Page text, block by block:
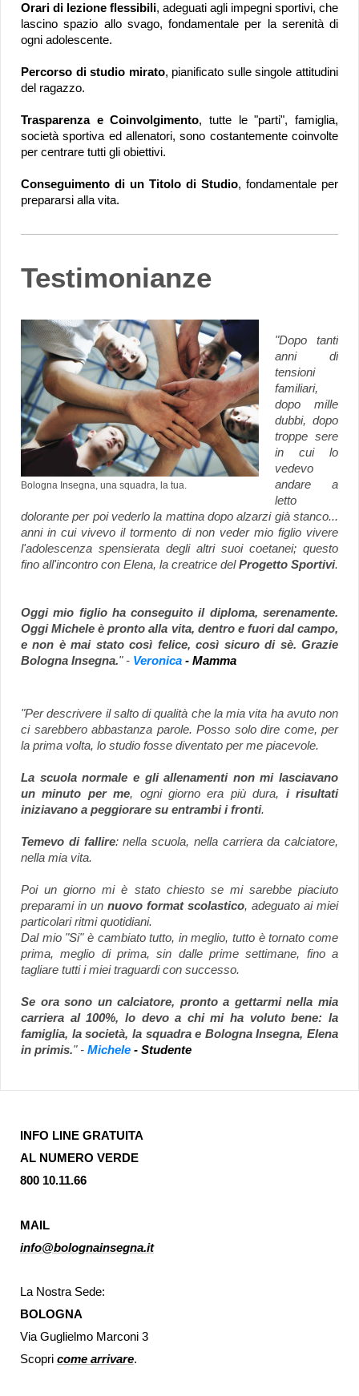
Orari di lezione flessibili, adeguati agli impegni sportivi, che
lascino spazio allo svago, fondamentale per la serenità di
ogni adolescente.
Percorso di studio mirato, pianificato sulle singole attitudini
del ragazzo.
Trasparenza e Coinvolgimento, tutte le "parti", famiglia,
società sportiva ed allenatori , sono costantemente coinvolte
per centrare tutti gli obiettivi.
Conseguimento di un Titolo di Studio, fondamentale per
prepararsi alla vita.
Testimonianze
Bologna Insegna, una squadra, la tua.
"Dopo tanti
anni di
tensioni
familiari,
dopo mille
dubbi, dopo
troppe sere
in cui lo
vedevo
andare a
letto
dolorante per poi vederlo la mattina dopo alzarzi già stanco...
anni in cui vivevo il tormento di non veder mio figlio vivere
l'adolescenza spensierata degli altri suoi coetanei; questo
fino all'incontro con Elena, la creatrice delProgetto Sportivi.
Oggi mio figlio ha conseguito il diploma, serenamente.
Oggi Michele è pronto alla vita, dentro e fuori dal campo,
e non è mai stato così felice, così sicuro di sè. Grazie
Bologna Insegna." - Veronica - Mamma
"Per descrivere il salto di qualità che la mia vita ha avuto non
ci sarebbero abbastanza parole. Posso solo dire come, per
la prima volta, lo studio fosse diventato per me piacevole.
La scuola normale e gli allenamenti non mi lasciavano
un minuto per me, ogni giorno era più dura, i risultati
iniziavano a peggiorare su entrambi i fronti.
Temevo di fallire: nella scuola, nella carriera da calciatore,
nella mia vita.
Poi un giorno mi è stato chiesto se mi sarebbe piaciuto
preparami in un nuovo format scolastico, adeguato ai miei
particolari ritmi quotidiani.
Dal mio "Si" è cambiato tutto, in meglio, tutto è tornato come
prima, meglio di prima, sin dalle prime settimane, fino a
tagliare tutti i miei traguardi con successo.
Se ora sono un calciatore, pronto a gettarmi nella mia
carriera al 100%, lo devo a chi mi ha voluto bene: la
famiglia, la società, la squadra e Bologna Insegna, Elena
in primis." - Michele - Studente
INFO LINE GRATUITA
AL NUMERO VERDE
800 10.11.66
MAIL
info@bolognainsegna.it
La Nostra Sede:
BOLOGNA
Via Guglielmo Marconi 3
Scopri come arrivare.